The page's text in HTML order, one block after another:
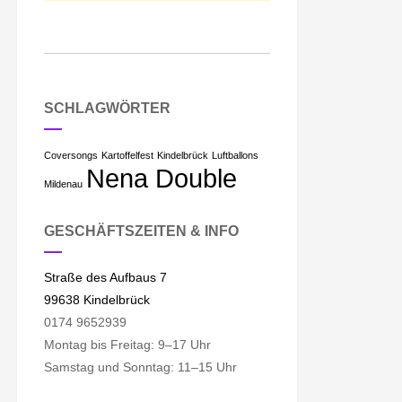
SCHLAGWÖRTER
Coversongs Kartoffelfest Kindelbrück Luftballons
Mildenau Nena Double
GESCHÄFTSZEITEN & INFO
Straße des Aufbaus 7
99638 Kindelbrück
0174 9652939
Montag bis Freitag: 9–17 Uhr
Samstag und Sonntag: 11–15 Uhr